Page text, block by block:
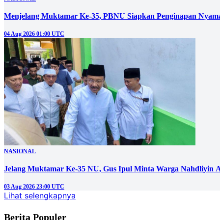
Menjelang Muktamar Ke-35, PBNU Siapkan Penginapan
04 Aug 2026 01:00 UTC
NASIONAL
Jelang Muktamar Ke-35 NU, Gus Ipul Minta Warga Nahdliyin
03 Aug 2026 23:00 UTC
Lihat selengkapnya
Berita Populer